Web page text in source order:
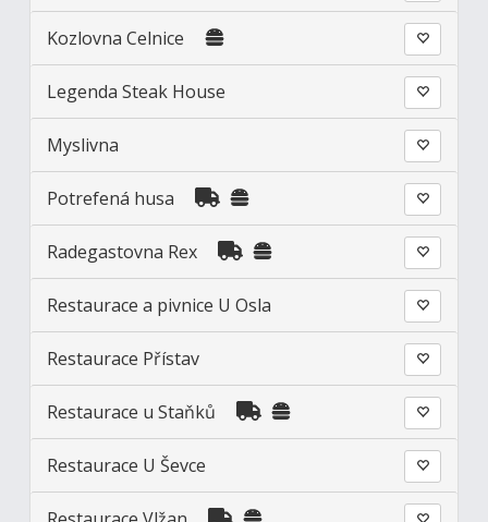
Kozlovna Celnice
Legenda Steak House
Myslivna
Potrefená husa
Radegastovna Rex
Restaurace a pivnice U Osla
Restaurace Přístav
Restaurace u Staňků
Restaurace U Ševce